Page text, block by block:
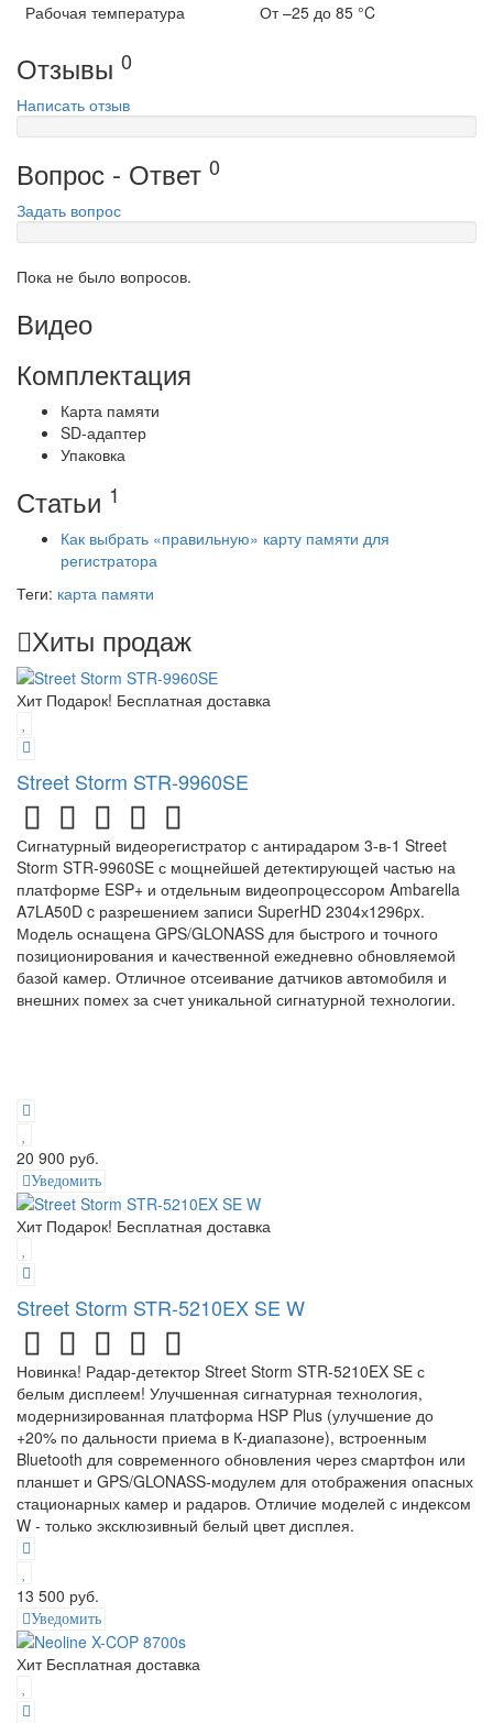
Рабочая температура
От –25 до 85 °C
Отзывы 0
Написать отзыв
Вопрос - Ответ 0
Задать вопрос
Пока не было вопросов.
Видео
Комплектация
Карта памяти
SD-адаптер
Упаковка
Статьи 1
Как выбрать «правильную» карту памяти для
регистратора
Теги: карта памяти
Хиты продаж
Хит Подарок! Бесплатная доставка
Street Storm STR-9960SE
Сигнатурный видеорегистратор с антирадаром 3-в-1 Street
Storm STR-9960SE с мощнейшей детектирующей частью на
платформе ESP+ и отдельным видеопроцессором Ambarella
A7LA50D c разрешением записи SuperHD 2304х1296px.
Модель оснащена GPS/GLONASS для быстрого и точного
позиционирования и качественной ежедневно обновляемой
базой камер. Отличное отсеивание датчиков автомобиля и
внешних помех за счет уникальной сигнатурной технологии.
20 900 руб.
Уведомить
Хит Подарок! Бесплатная доставка
Street Storm STR-5210EX SE W
Новинка! Радар-детектор Street Storm STR-5210EX SE с
белым дисплеем! Улучшенная сигнатурная технология,
модернизированная платформа HSP Plus (улучшение до
+20% по дальности приема в К-диапазоне), встроенным
Bluetooth для современного обновления через смартфон или
планшет и GPS/GLONASS-модулем для отображения опасных
стационарных камер и радаров. Отличие моделей с индексом
W - только эксклюзивный белый цвет дисплея.
13 500 руб.
Уведомить
Хит Бесплатная доставка